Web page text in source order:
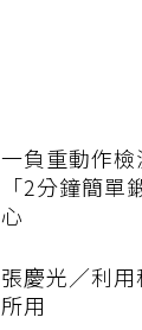
一負重動作檢
「2分鐘簡
心
張慶光／利
所用